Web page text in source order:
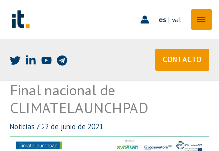
contenido
es| val
CONTACTO
Final nacional de
CLIMATELAUNCHPAD
Noticias / 22 de junio de 2021